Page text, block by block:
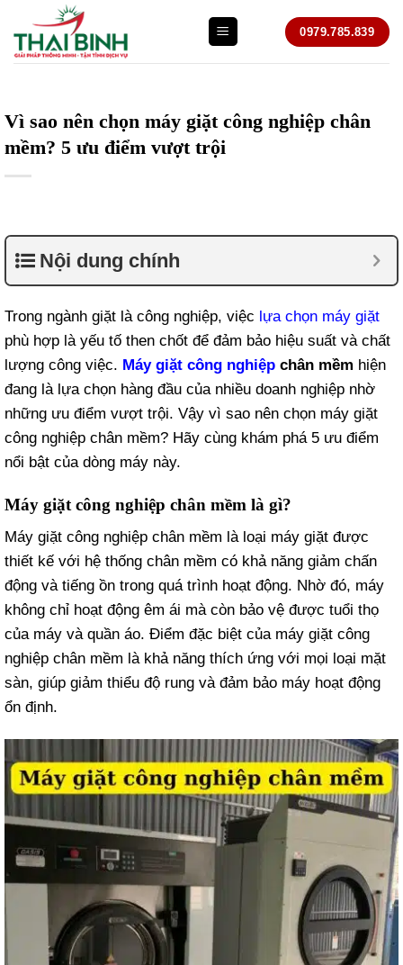
qua
nội
0979.785.839
Vì sao nên chọn máy giặt công nghiệp chân
mềm? 5 ưu điểm vượt trội
Nội dung chính
Trong ngành giặt là công nghiệp, việc lựa chọn máy giặt
phù hợp là yếu tố then chốt để đảm bảo hiệu suất và chất
lượng công việc. Máy giặt công nghiệp chân mềm hiện
đang là lựa chọn hàng đầu của nhiều doanh nghiệp nhờ
những ưu điểm vượt trội. Vậy vì sao nên chọn máy giặt
công nghiệp chân mềm? Hãy cùng khám phá 5 ưu điểm
nổi bật của dòng máy này.
Máy giặt công nghiệp chân mềm là gì?
Máy giặt công nghiệp chân mềm là loại máy giặt được
thiết kế với hệ thống chân mềm có khả năng giảm chấn
động và tiếng ồn trong quá trình hoạt động. Nhờ đó, máy
không chỉ hoạt động êm ái mà còn bảo vệ được tuổi thọ
của máy và quần áo. Điểm đặc biệt của máy giặt công
nghiệp chân mềm là khả năng thích ứng với mọi loại mặt
sàn, giúp giảm thiểu độ rung và đảm bảo máy hoạt động
ổn định.